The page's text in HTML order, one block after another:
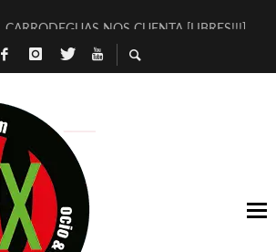
CARRODEGUAS NOS CUENTA [LIBRES!!!]
DE GUAPES] DE SANDRA MONFORT
DEL DIRECTOR TEATRAL CLAUDIO
NADA) DE LA KATARSIS DEL TOMATAZO
MILITARES JUDÍAS EN #EXVITA
REINVENTAN [BITÁCORA 3.0] EN EXVITA